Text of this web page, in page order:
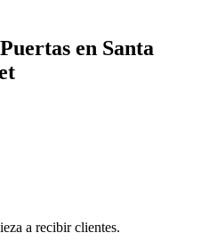
en Santa
a recibir clientes.